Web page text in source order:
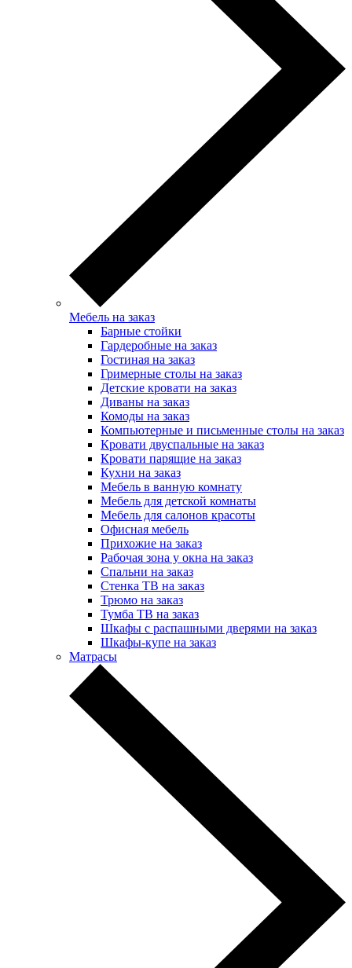
Мебель на заказ
Барные стойки
Гардеробные на заказ
Гостиная на заказ
Гримерные столы на заказ
Детские кровати на заказ
Диваны на заказ
Комоды на заказ
Компьютерные и письменные столы на заказ
Кровати двуспальные на заказ
Кровати парящие на заказ
Кухни на заказ
Мебель в ванную комнату
Мебель для детской комнаты
Мебель для салонов красоты
Офисная мебель
Прихожие на заказ
Рабочая зона у окна на заказ
Спальни на заказ
Стенка ТВ на заказ
Трюмо на заказ
Тумба ТВ на заказ
Шкафы с распашными дверями на заказ
Шкафы-купе на заказ
Матрасы